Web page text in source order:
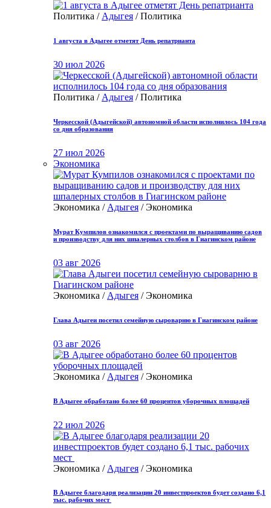
Политика / Адыгея / Политика
1 августа в Адыгее отметят День репатрианта
30 июл 2026
Политика / Адыгея / Политика
Черкесской (Адыгейской) автономной области исполнилось 104 года
со дня образования
27 июл 2026
Экономика
Экономика / Адыгея / Экономика
Мурат Кумпилов ознакомился с проектами по выращиванию садов
и производству для них шпалерных столбов в Гиагинском районе
03 авг 2026
Экономика / Адыгея / Экономика
Глава Адыгеи посетил семейную сыроварню в Гиагинском районе
03 авг 2026
Экономика / Адыгея / Экономика
В Адыгее обработано более 60 процентов уборочных площадей
22 июл 2026
Экономика / Адыгея / Экономика
В Адыгее благодаря реализации 20 инвестпроектов будет создано 6,1
тыс. рабочих мест